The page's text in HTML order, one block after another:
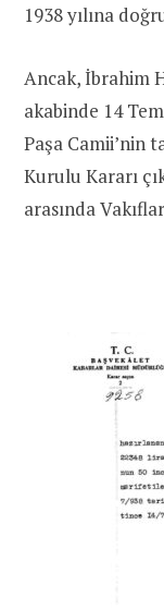
1938 yılına
Ancak, İbrahim
akabinde 14
Paşa Camii’nin
Kurulu Kararı
arasında